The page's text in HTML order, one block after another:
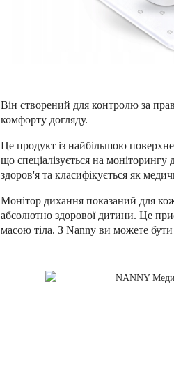
Він створений для контролю за
комфорту догляду.
Це продукт із найбільшою
що спеціалізується на моніторингу
здоров'я та класифікується як
Монітор дихання показаний для
абсолютно здорової дитини. Це
масою тіла. З Nanny ви можете